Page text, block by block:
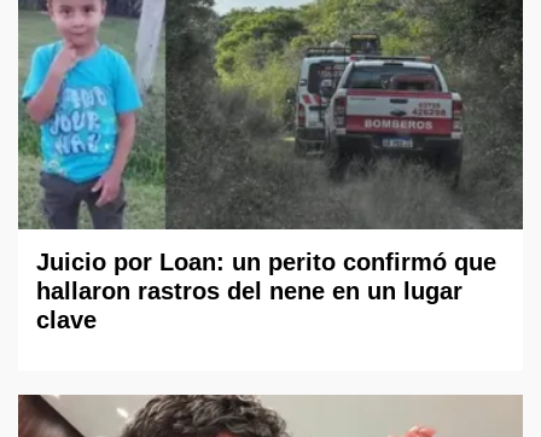
Juicio por Loan: un perito confirmó que
hallaron rastros del nene en un lugar
clave